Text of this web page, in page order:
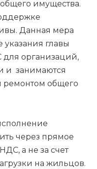
имущества.
Данная мера
главы
для организаций,
и занимаются
общего
через прямое
а не за счет
на жильцов.